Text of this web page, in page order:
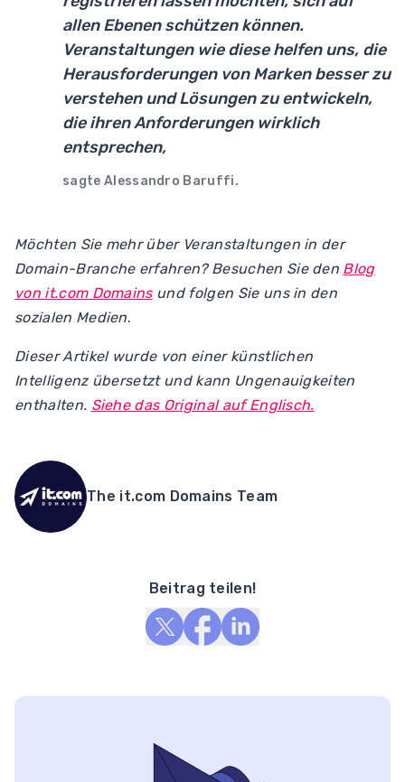
allen Ebenen schützen können.
Veranstaltungen wie diese helfen uns, die
Herausforderungen von Marken besser zu
verstehen und Lösungen zu entwickeln,
die ihren Anforderungen wirklich
entsprechen,
sagte Alessandro Baruffi.
Möchten Sie mehr über Veranstaltungen in der
Domain-Branche erfahren? Besuchen Sie den Blog
von it.com Domainsund folgen Sie uns in den
sozialen Medien.
Dieser Artikel wurde von einer künstlichen
Intelligenz übersetzt und kann Ungenauigkeiten
enthalten. Siehe das Original auf Englisch.
The it.com Domains Team
Beitrag teilen!